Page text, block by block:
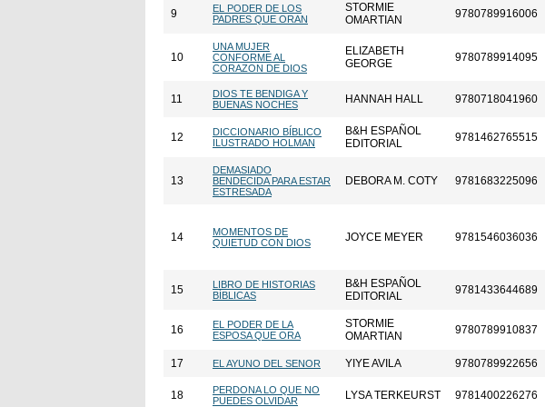
9
EL PODER DE LOS
PADRES QUE ORAN
STORMIE
OMARTIAN
9780789916006
10
UNA MUJER
CONFORME AL
CORAZON DE DIOS
ELIZABETH
GEORGE
9780789914095
11
DIOS TE BENDIGA Y
BUENAS NOCHES
HANNAH HALL 9780718041960
12
DICCIONARIO BÍBLICO
ILUSTRADO HOLMAN
B&H ESPAÑOL
EDITORIAL
9781462765515
13
DEMASIADO
BENDECIDA PARA ESTAR
ESTRESADA
DEBORA M. COTY 9781683225096
14
MOMENTOS DE
QUIETUD CON DIOS
JOYCE MEYER 9781546036036
15
LIBRO DE HISTORIAS
BÍBLICAS
B&H ESPAÑOL
EDITORIAL
9781433644689
16
EL PODER DE LA
ESPOSA QUE ORA
STORMIE
OMARTIAN
9780789910837
17 EL AYUNO DEL SENOR YIYE AVILA 9780789922656
18
PERDONA LO QUE NO
PUEDES OLVIDAR
LYSA TERKEURST 9781400226276